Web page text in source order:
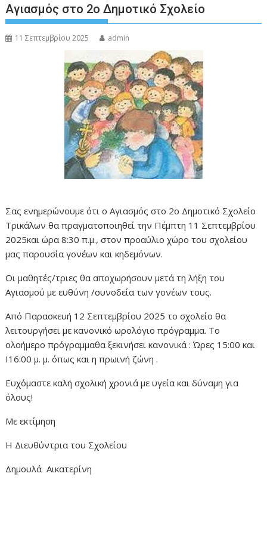
Αγιασμός στο 2ο Δημοτικό Σχολείο
11 Σεπτεμβρίου 2025 admin
Σας ενημερώνουμε ότι ο Αγιασμός στο 2ο Δημοτικό Σχολείο
Τρικάλων θα πραγματοποιηθεί την Πέμπτη 11 Σεπτεμβρίου
2025και ώρα 8:30 π.μ., στον προαύλιο χώρο του σχολείου
μας παρουσία γονέων και κηδεμόνων.
Οι μαθητές/τριες θα αποχωρήσουν μετά τη λήξη του
Αγιασμού με ευθύνη /συνοδεία των γονέων τους.
Από Παρασκευή 12 Σεπτεμβρίου 2025 το σχολείο θα
λειτουργήσει με κανονικό ωρολόγιο πρόγραμμα. Το
ολοήμερο πρόγραμμαθα ξεκινήσει κανονικά : Ώρες 15:00 και
Ι16:00 μ. μ. όπως και η πρωινή ζώνη .
Ευχόμαστε καλή σχολική χρονιά με υγεία και δύναμη για
όλους!
Με εκτίμηση
Η Διευθύντρια του Σχολείου
Δημουλά Αικατερίνη